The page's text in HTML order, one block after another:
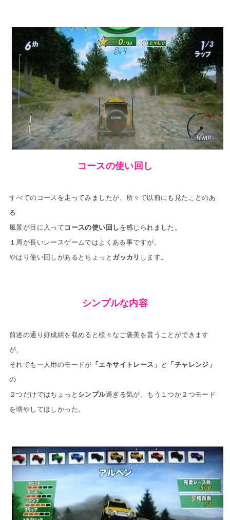
コースの使い回し
すべてのコースを走ってみましたが、所々で以前にも見たことのあ
る
風景が目に入って コースの使い回し を感じられました。
１周が長いレースゲームではよくある事ですが、
やはり使い回しがあるとちょっと ガッカリ します。
シンプルな内容
前述の通り好成績を収めると様々なご褒美を貰うことができます
が、
それでも一人用のモードが 「エキサイトレース」 と
「チャレンジ」
の
２つだけではちょっと シンプル過ぎる気が。
もう１つか２つモード
を増やしてほしかった。